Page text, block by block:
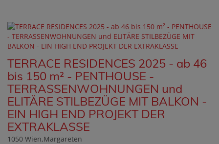
TERRACE RESIDENCES 2025 - ab 46
bis 150 m² - PENTHOUSE -
TERRASSENWOHNUNGEN und
ELITÄRE STILBEZÜGE MIT BALKON -
EIN HIGH END PROJEKT DER
EXTRAKLASSE
1050 Wien,Margareten